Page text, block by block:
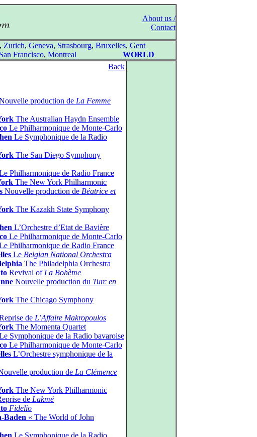
About us /
Contact
, Zurich, Geneva, Strasbourg, Bruxelles, Gent
San Francisco, Montreal WORLD
Back
production de La Femme
The Australian Haydn Ensemble
Le Philharmonique de Monte‑Carlo
Le Symphonique de la Radio
The San Diego Symphony
Philharmonique de Radio France
The New York Philharmonic
Nouvelle production de Béatrice et
The Kazakh State Symphony
L’Orchestre d’Etat de Bavière
Le Philharmonique de Monte‑Carlo
Philharmonique de Radio France
Le Belgian National Orchestra
The Philadelphia Orchestra
Revival of La Bohème
Nouvelle production du Turc en
The Chicago Symphony
de L’Affaire Makropoulos
The Momenta Quartet
Symphonique de la Radio bavaroise
Le Philharmonique de Monte‑Carlo
L’Orchestre symphonique de la
production de La Clémence
The New York Philharmonic
de Lakmé
Fidelio
Baden « The World of John
Le Symphonique de la Radio